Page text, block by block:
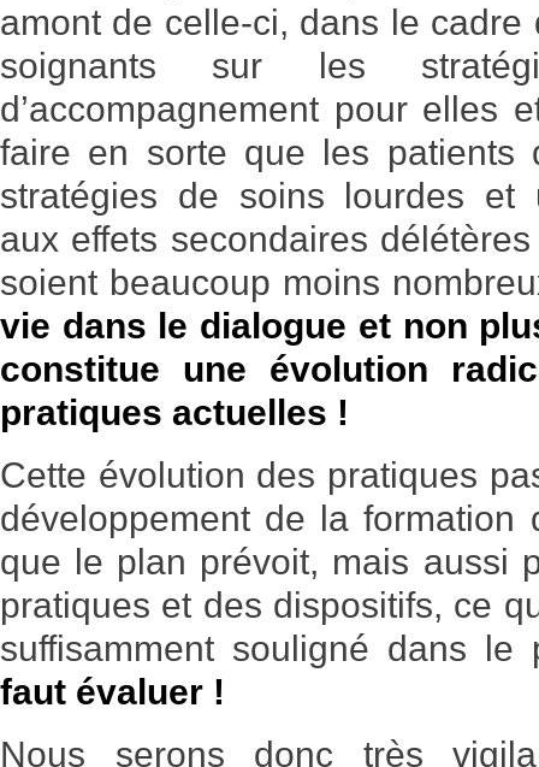
amont de celle-ci, dans le cadre
soignants sur les
d’accompagnement pour elles
faire en sorte que les patients
stratégies de soins lourdes et
aux effets secondaires
soient beaucoup moins
vie dans le dialogue et non
constitue une évolution
pratiques actuelles !
Cette évolution des pratiques
développement de la formation
que le plan prévoit, mais aussi
pratiques et des dispositifs, ce
suffisamment souligné dans
faut évaluer !
Nous serons donc très